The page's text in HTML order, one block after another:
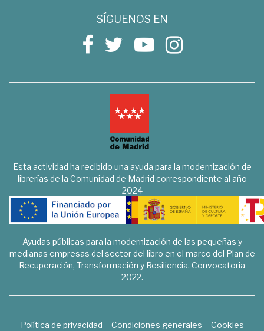
SÍGUENOS EN
Esta actividad ha recibido una ayuda para la modernización de
librerías de la Comunidad de Madrid correspondiente al año
2024
Ayudas públicas para la modernización de las pequeñas y
medianas empresas del sector del libro en el marco del Plan de
Recuperación, Transformación y Resiliencia. Convocatoria
2022.
Política de privacidad Condiciones generales
Cookies